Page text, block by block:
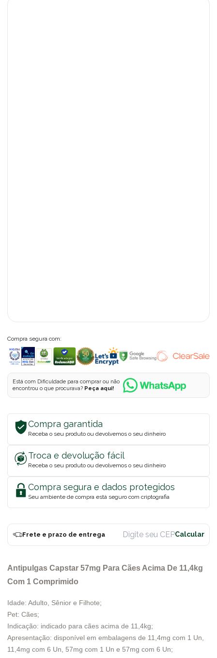
Compra segura com:
Está com Dificuldade para comprar ou não
encontrou o que procurava? Peça aqui!
Compra garantida
Receba o seu produto ou devolvemos o seu dinheiro
Troca e devolução fácil
Receba o seu produto ou devolvemos o seu dinheiro
Compra segura e dados protegidos
Seu ambiente de compra está seguro com criptografia
Frete e prazo de entrega
Antipulgas Capstar 57mg Para Cães Acima De 11,4kg
Com 1 Comprimido
Idade: Adulto, Sênior e Filhote;
Pet: Cães;
Indicação: indicado para cães acima de 11,4kg;
Apresentação: disponível em embalagens de 11,4mg com 1 Un,
11,4mg com 6 Un, 57mg com 1 Un e 57mg com 6 Un;